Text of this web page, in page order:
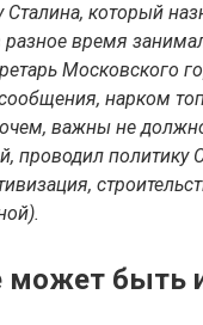
который
время
Московского
нарком
важны не
политику
быть